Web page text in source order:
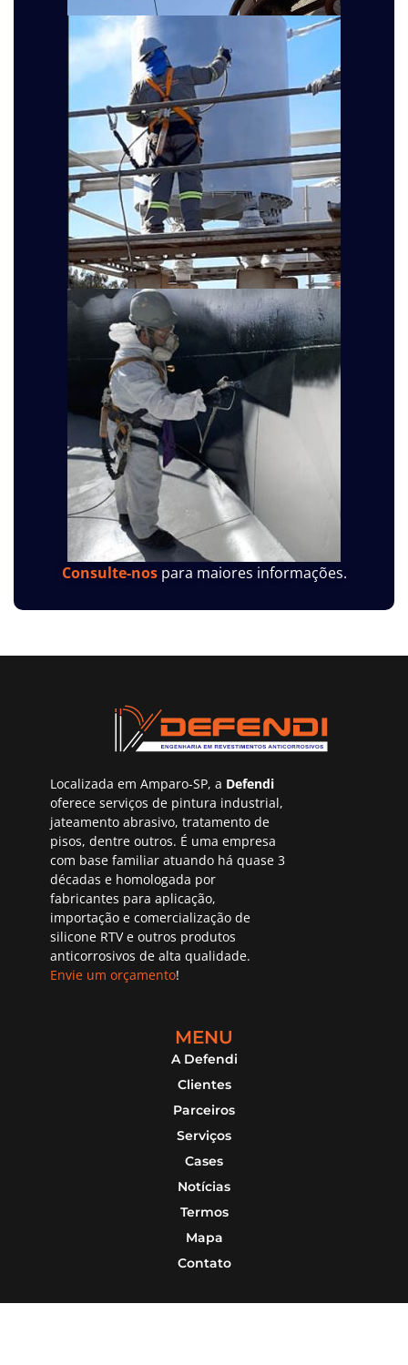
Consulte-nospara maiores informações.
Localizada em Amparo-SP, a Defendi
oferece serviços de pintura industrial,
jateamento abrasivo, tratamento de
pisos, dentre outros. É uma empresa
com base familiar atuando há quase 3
décadas e homologada por
fabricantes para aplicação,
importação e comercialização de
silicone RTV e outros produtos
anticorrosivos de alta qualidade.
Envie um orçamento!
MENU
A Defendi
Clientes
Parceiros
Serviços
Cases
Notícias
Termos
Mapa
Contato